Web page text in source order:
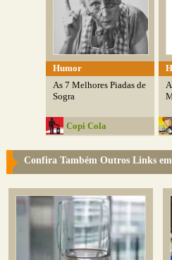
Humor
As 7 Melhores Piadas de
Sogra
Copi Cola
Confira Também Outros Links